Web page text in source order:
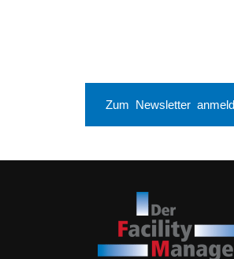
Zum Newsletter